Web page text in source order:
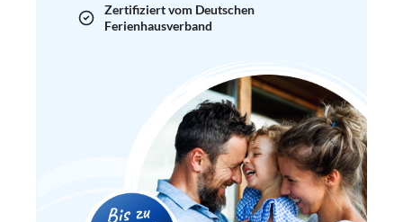
Zertifiziert vom Deutschen
Ferienhausverband